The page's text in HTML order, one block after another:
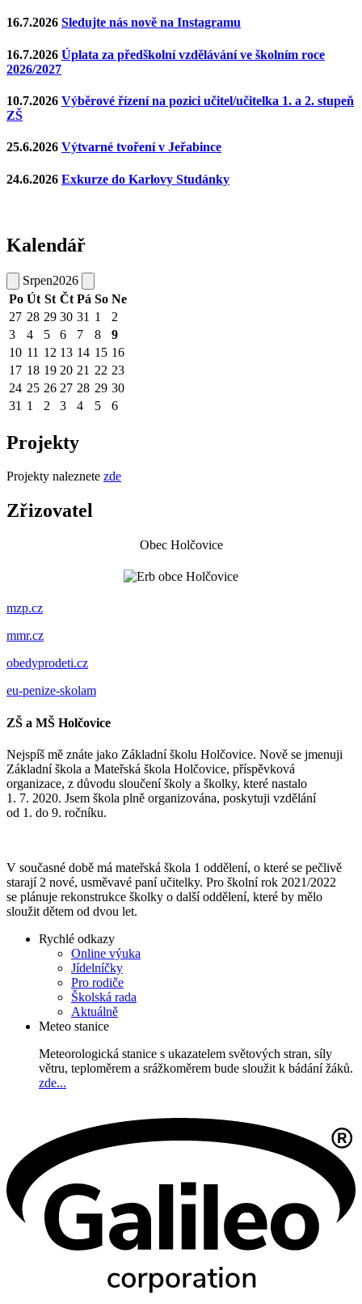
16.7.2026 Sledujte nás nově na Instagramu
16.7.2026 Úplata za předškolní vzdělávání ve školním roce
2026/2027
10.7.2026 Výběrové řízení na pozici učitel/učitelka 1. a 2. stupeň
ZŠ
25.6.2026 Výtvarné tvoření v Jeřabince
24.6.2026 Exkurze do Karlovy Studánky
Kalendář
Srpen2026
Po Út St Čt Pá So Ne
27 28 29 30 31 1
2
3
4 5 6 7 8
9
10 11 12 13 14 15 16
17 18 19 20 21 22 23
24 25 26 27 28 29 30
31 1 2 3 4 5 6
Projekty
Projekty naleznete zde
Zřizovatel
Obec Holčovice
mzp.cz
mmr.cz
obedyprodeti.cz
eu-penize-skolam
ZŠ a MŠ Holčovice
Nejspíš mě znáte jako Základní školu Holčovice. Nově se jmenuji
Základní škola a Mateřská škola Holčovice, příspěvková
organizace, z důvodu sloučení školy a školky, které nastalo
1. 7. 2020. Jsem škola plně organizována, poskytuji vzdělání
od 1. do 9. ročníku.
V současné době má mateřská škola 1 oddělení, o které se pečlivě
starají 2 nové, usměvavé paní učitelky. Pro školní rok 2021/2022
se plánuje rekonstrukce školky o další oddělení, které by mělo
sloužit dětem od dvou let.
Rychlé odkazy
Online výuka
Jídelníčky
Pro rodiče
Školská rada
Aktuálně
Meteo stanice
Meteorologická stanice s ukazatelem světových stran, síly
větru, teploměrem a srážkoměrem bude sloužit k bádání žáků.
zde...